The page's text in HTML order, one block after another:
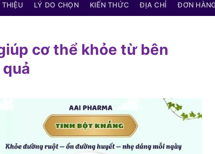
THIỆU LÝ DO CHỌN KIẾN THỨC ĐỊA CHỈ ĐƠN
cơ thể khỏe từ bên